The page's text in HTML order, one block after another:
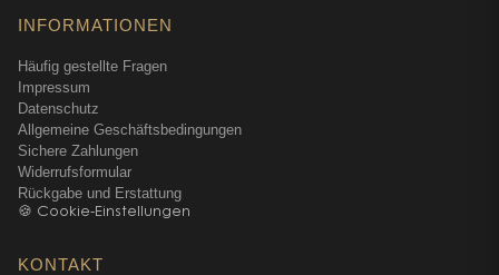
INFORMATIONEN
Häufig gestellte Fragen
Impressum
Datenschutz
Allgemeine Geschäftsbedingungen
Sichere Zahlungen
Widerrufsformular
Rückgabe und Erstattung
🍪 Cookie-Einstellungen
KONTAKT